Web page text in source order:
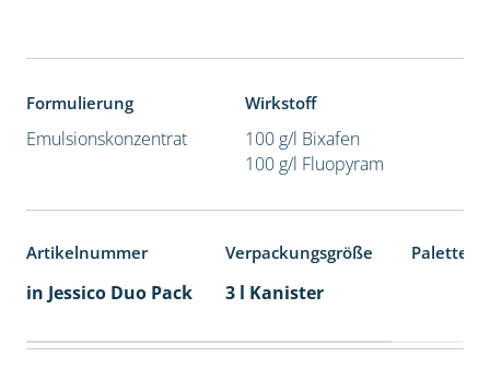
Formulierung
Emulsionskonzentrat
Wirkstoff
100 g/l Bixafen
100 g/l Fluopyram
Artikelnummer Verpackungsgröße
in Jessico Duo Pack 3 l Kanister